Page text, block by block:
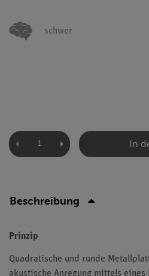
schwer
In
Beschreibung
Prinzip
Quadratische und runde
akustische Anregung mittels eines